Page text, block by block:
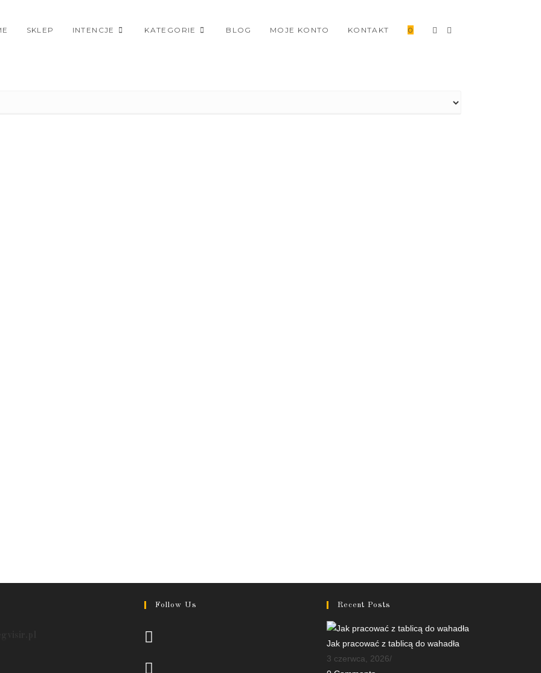
SKLEP INTENCJE KATEGORIE BLOG MOJE KONTO KONTAKT 0
Follow Us Recent Posts
Jak pracować z tablicą do wahadła
3 czerwca, 2026/